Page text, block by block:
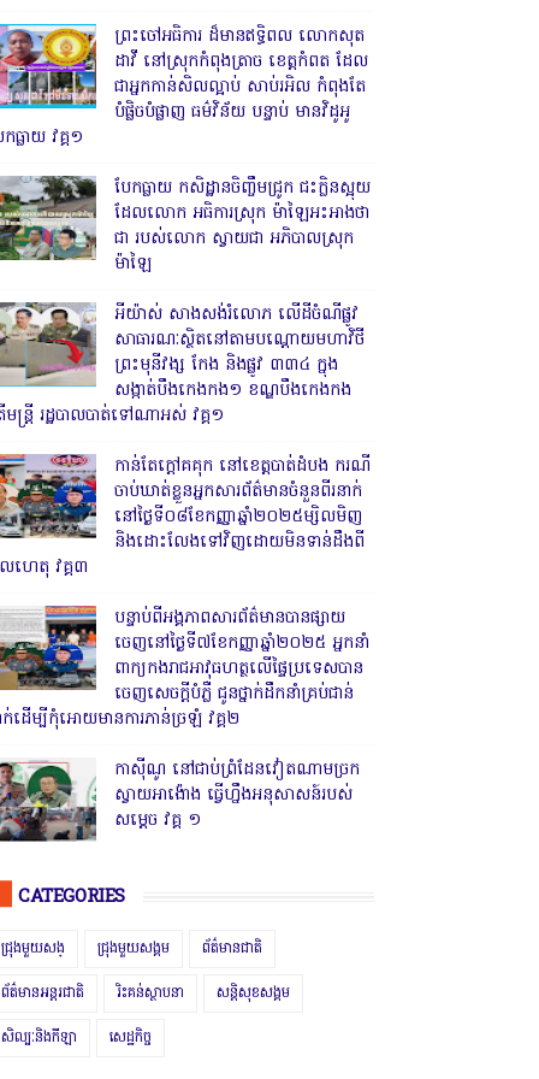
ព្រះចៅអធិការ ដ៏មានឥទ្ធិពល លោកសុត
ដាវី នៅស្រុកកំពុងត្រាច ខេត្តកំពត ដែល
ជាអ្នកកាន់សិលល្អាប់ សាប់រអិល កំពុងតែ
បំផ្លិចបំផ្លាញ ធម៌វិន័យ បន្ទាប់ មានវិដូអូ
កធ្លាយ វគ្គ១
បែកធ្លាយ កសិដ្ឋានចិញ្ចឹមជ្រូក ជះក្លិនស្អុយ
ដែលលោក អធិការស្រុក ម៉ាឡៃអះអាងថា
ជា របស់លោក ស្វាយជា អភិបាលស្រុក
ម៉ាឡៃ
អីយ៉ាស់ សាងសង់រំលោភ លើដីចំណីផ្លូវ
សាធារណៈស្ថិតនៅតាមបណ្ដោយមហាវិថី
ព្រះមុនីវង្ស កែង និងផ្លូវ ៣៣៤ ក្នុង
សង្កាត់បឹងកេងកង១ ខណ្ឌបឹងកេងកង
មន្ត្រី រដ្ឋបាលបាត់ទៅណាអស់ វគ្គ១
កាន់តែក្តៅគគុក នៅខេត្តបាត់ដំបង ករណី
ចាប់ឃាត់ខ្លួនអ្នកសារព័ត៌មានចំនួនពីរនាក់
នៅថ្ងៃទី០៨ខែកញ្ញាឆ្នាំ២០២៥ម្សិលមិញ
និងដោះលែងទៅវិញដោយមិនទាន់ដឹងពី
ហេតុ វគ្គ៣
បន្ទាប់ពីអង្គភាពសារព័ត៌មានបានផ្សាយ
ចេញនៅថ្ងៃទី៧ខែកញ្ញាឆ្នាំ២០២៥ អ្នកនាំ
ពាក្យកងរាជអាវុធហត្ថលើផ្ទៃប្រទេសបាន
ចេញសេចក្តីបំភ្លឺ ជូនថ្នាក់ដឹកនាំគ្រប់ជាន់
ាក់ដើម្បីកុំអោយមានការភាន់ច្រឡំ វគ្គ២
កាសុីណូ នៅជាប់ព្រំដែនវៀតណាមច្រក
ស្វាយអាង៉ោង ធ្វើហ្នឹងអនុសាសន៍របស់
សម្ដេច វគ្គ ១
CATEGORIES
ជ្រុងមួយសង្ ជ្រុងមួយសង្គម ព័ត៌មានជាតិ
ព័ត៌មានអន្តរជាតិ រិះគន់ស្ថាបនា សន្តិសុខសង្គម
សិល្បៈនិងកីឡា សេដ្ឋកិច្ច